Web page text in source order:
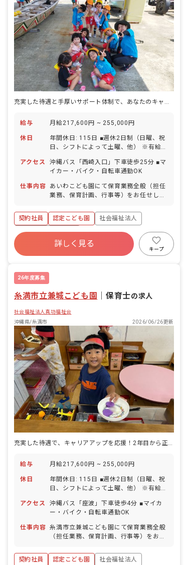
充実した待遇と手厚いサポート体制で、あなたのキャリア形成を応援します♪
給与 月給217,600円 ~ 255,000円
休日
年間休日: 115日 ■週休2日制（日曜、祝
日、シフトによって土曜、他） ※有給休
与しています。 ■年末年始休暇（暦通
り） ■有給休暇（入職後に3日分を先に
付与、他法定通り付与／1時間単位での
取得可） ■産前産後・育児休暇（取得率
アクセス
沖縄バス「西崎入口」下車徒歩25分 ■マ
イカー・バイク・自転車通勤OK
仕事内容
あいわこども園にて保育業務全般（担任
業務、保育計画、行事等）をお任せしま
は、1年間専任のチューターがつき、
日々の業務を丁寧にサポートします。
さらに、1年目研修を年間を通して複数
回実施。基礎を学んだ上で実際の業務に
取り組めるため、安心して成長できる環
境です。
契約社員 認定こども園
社会福祉法人
ボーナス・賞与あり
寮・住宅・家賃補助あり
社会保険完備
昇給昇進あり
詳しく見る
キープ
26年度募集
糸満市立兼城こども園 ｜保育士の求人
社会福祉法人真功福祉会
沖縄県/糸満市
2026/06/26更新
給与 月給217,600円 ~ 255,000円
休日
年間休日: 115日 ■週休2日制（日曜、祝
日、シフトによって土曜、他） ※有給休
与しています。 ■年末年始休暇（暦通
り） ■有給休暇（入職後に3日分を先に
付与、他法定通り付与／1時間単位での
取得可） ■産前産後・育児休暇（取得率
アクセス
沖縄バス「座波」下車徒歩4分 ■マイカ
ー・バイク・自転車通勤OK
仕事内容 糸満市立兼城こども園にて保育業務全般
（担任業務、保育計画、行事等）をお任
職員には、1年間専任のチューターがつ
き、日々の業務を丁寧にサポートしま
契約社員 認定こども園 社会福祉法人